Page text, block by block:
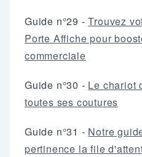
Guide n°29 -Trouvez
Porte Affiche pour
commerciale
Guide n°30 - Le chariot
toutes ses coutures
Guide n°31 - Notre
pertinence la file